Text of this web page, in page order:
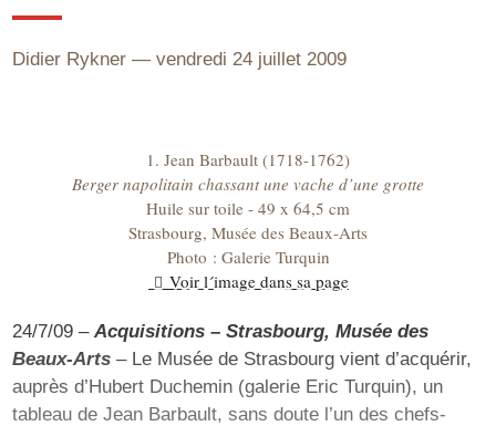
Didier Rykner vendredi 24 juillet 2009
1. Jean Barbault (1718-1762)
Berger napolitain chassant une vache d’une grotte
Huile sur toile - 49 x 64,5 cm
Strasbourg, Musée des Beaux-Arts
Photo : Galerie Turquin
Voir l´image dans sa page
24/7/09 –Acquisitions – Strasbourg, Musée des
Beaux-Arts – Le Musée de Strasbourg vient d’acquérir,
auprès d’Hubert Duchemin (galerie Eric Turquin), un
tableau de Jean Barbault, sans doute l’un des chefs-